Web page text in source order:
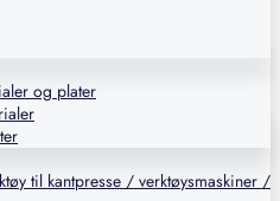
og plater
til kantpresse / verktøysmaskiner /